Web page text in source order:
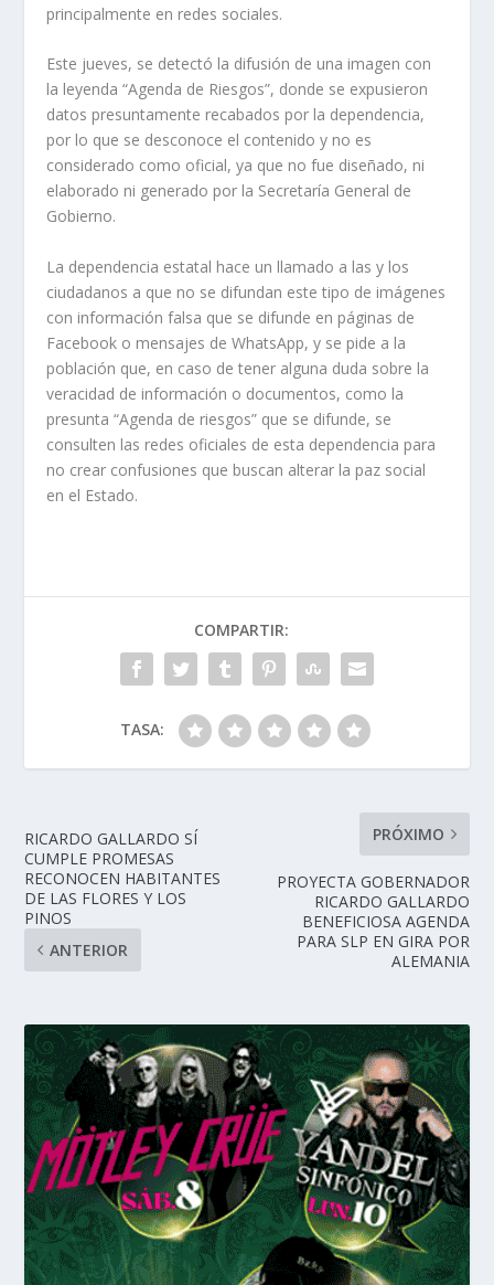
principalmente en redes sociales.
Este jueves, se detectó la difusión de una imagen con
la leyenda “Agenda de Riesgos”, donde se expusieron
datos presuntamente recabados por la dependencia,
por lo que se desconoce el contenido y no es
considerado como oficial, ya que no fue diseñado, ni
elaborado ni generado por la Secretaría General de
Gobierno.
La dependencia estatal hace un llamado a las y los
ciudadanos a que no se difundan este tipo de imágenes
con información falsa que se difunde en páginas de
Facebook o mensajes de WhatsApp, y se pide a la
población que, en caso de tener alguna duda sobre la
veracidad de información o documentos, como la
presunta “Agenda de riesgos” que se difunde, se
consulten las redes oficiales de esta dependencia para
no crear confusiones que buscan alterar la paz social
en el Estado.
COMPARTIR:
TASA:
RICARDO GALLARDO SÍ
CUMPLE PROMESAS
RECONOCEN HABITANTES
DE LAS FLORES Y LOS
PINOS
ANTERIOR
PRÓXIMO
PROYECTA GOBERNADOR
RICARDO GALLARDO
BENEFICIOSA AGENDA
PARA SLP EN GIRA POR
ALEMANIA